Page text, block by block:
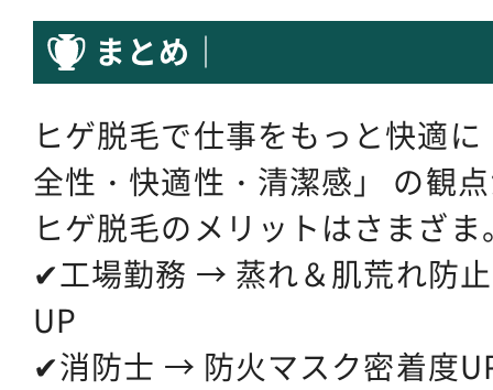
まとめ｜
ヒゲ脱毛で仕事をもっと快適
全性・快適性・清潔感」 の観
ヒゲ脱毛のメリットはさまざま
✔工場勤務 → 蒸れ＆肌荒れ防
UP
✔消防士 → 防火マスク密着度